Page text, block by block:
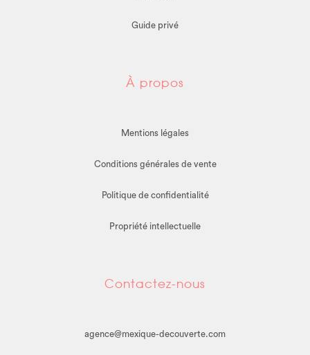
Guide privé
À propos
Mentions légales
Conditions générales de vente
Politique de confidentialité
Propriété intellectuelle
Contactez-nous
agence@mexique-decouverte.com